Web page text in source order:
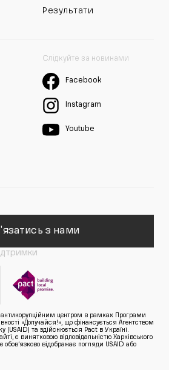
Результати
Слідкуйте за новинами
Facebook
Instagram
Youtube
з нами
антикорупційним центром в рамках Програми
«Долучайся!», що фінансується Агентством
(USAID) та здійснюється Pact в Україні.
є винятковою відповідальністю Харківського
обов’язково відображає погляди USAID або